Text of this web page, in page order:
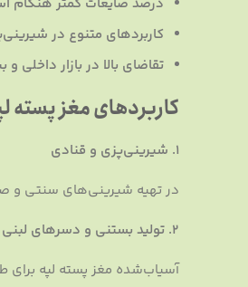
کاربردهای متنوع در
تقاضای بالا در بازار داخلی و
کاربردهای مغز پسته
۱. شیرینی‌پزی و قنادی
در تهیه شیرینی‌های سنتی و
۲. تولید بستنی و دسرهای لبنی
آسیاب‌شده مغز پسته لپه